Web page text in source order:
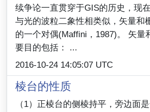
续争论一直贯穿于GIS的历史，现
与光的波粒二象性相类似，矢量和
的一个对偶(Maffini，1987)。 矢量
要目的包括： ...
2016-10-24 14:05:07 UTC
棱台的性质
（1）正棱台的侧棱持平，旁边面